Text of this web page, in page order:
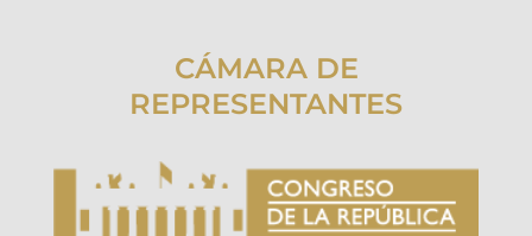
CÁMARA DE
REPRESENTANTES